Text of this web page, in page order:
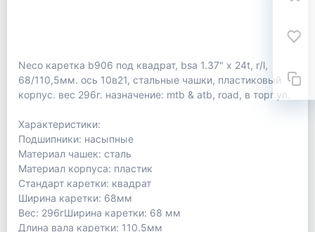
Neco каретка b906 под квадрат, bsa 1.37" х 24t, r/l,
68/110,5мм. ось 10в21, стальные чашки, пластиковый
корпус. вес 296г. назначение: mtb & atb, road, в торг.уп.
Характеристики:
Подшипники: насыпные
Материал чашек: сталь
Материал корпуса: пластик
Стандарт каретки: квадрат
Ширина каретки: 68мм
Вес: 296гШирина каретки: 68 мм
Длина вала каретки: 110.5мм